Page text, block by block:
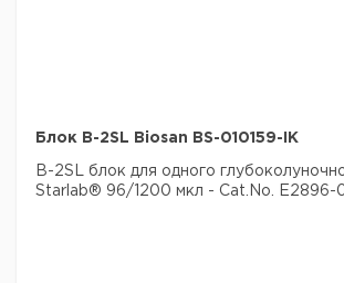
Блок B-2SL Biosan BS-010159-IK
B-2SL блок для одного
Starlab® 96/1200 мкл - Cat.No. E2896-